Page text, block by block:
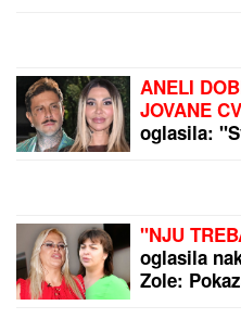
ANELI
JOVANE
oglasila:
"NJU
oglasila
Zole: